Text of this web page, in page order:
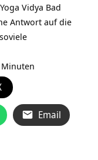
Vidya Bad
Antwort auf die
Email